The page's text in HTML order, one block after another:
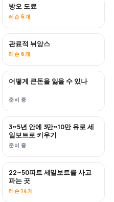
곧 공개
방오 도료
레슨 6개
관료적 뉘앙스
레슨 6개
곧 공개
어떻게 큰돈을 잃을 수 있나
준비 중
신규
3~5년 안에 3만~10만 유로 세
일보트로 키우기
준비 중
곧 공개
22~50피트 세일보트를 사고
파는 곳
레슨 14개